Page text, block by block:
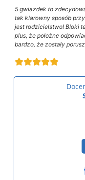
5 gwiazdek to
tak klarowny sposób
jest rodzicielstwo! Bloki
plus, że położne
bardzo, że zostały